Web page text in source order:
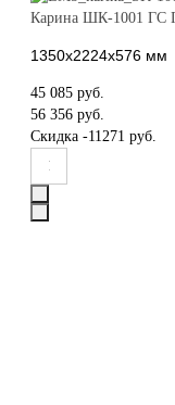
Карина ШК-1001 ГС
1350х2224х576 мм
45 085 руб.
56 356 руб.
Скидка -11271 руб.